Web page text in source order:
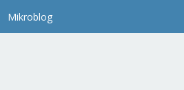
Mikroblog